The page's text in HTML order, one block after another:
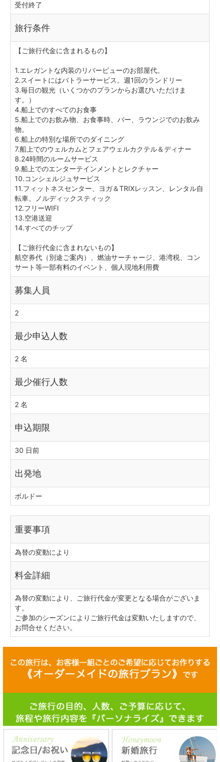
受付終了
旅行条件
【ご旅行代金に含まれるもの】
1.エレガントな内装のリバービューのお部屋代。
2.スイートにはバトラーサービス。週1回のランドリー
3.毎日の観光（いくつかのプランからお選びいただけま
す。）
4.船上でのすべてのお食事
5.船上でのお飲み物、お食事時、バー、ラウンジでのお飲み
物。
6.船上の特別な場所でのダイニング
7.船上でのウェルカムとフェアウェルカクテル＆ディナー
8.24時間のルームサービス
9.船上でのエンターテインメントとレクチャー
10.コンシェルジュサービス
11.フィットネスセンター、ヨガ＆TRIXレッスン、レンタル自
転車、ノルディックスティック
12.フリーWIFI
13.空港送迎
14.すべてのチップ
【ご旅行代金に含まれないもの】
航空券代（別途ご案内）、燃油サーチャージ、港湾税、コン
サート等一部有料のイベント、個人現地利用費
募集人員
2
最少申込人数
2 名
最少催行人数
2 名
申込期限
30 日前
出発地
ボルドー
重要事項
為替の変動により
料金詳細
為替の変動により、ご旅行代金が変更となる場合がございま
す。
ご参加のシーズンによりご旅行代金は変動いたしますので、
お問合せください。